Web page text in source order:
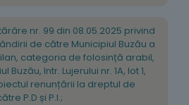
nr. 99 din 08.05.2025 privind
de către Municipiul Buzău a
categoria de folosință arabil,
Buzău, Intr. Lujerului nr. 1A, lot 1,
renunțării la dreptul de
P.D și P.I.;